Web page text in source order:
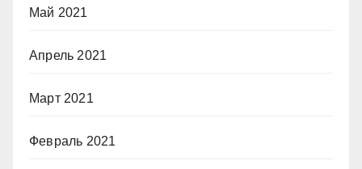
Май 2021
Апрель 2021
Март 2021
Февраль 2021